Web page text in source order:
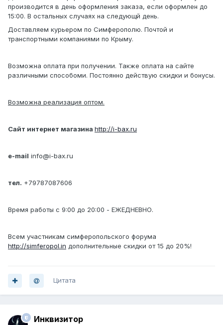
производится в день оформления заказа, если оформлен до
15:00. В остальных случаях на следующй день.
Доставляем курьером по Симферополю. Почтой и
транспортными компаниями по Крыму.
Возможна оплата при получении. Также оплата на сайте
различными способоми. Постоянно действую скидки и бонусы.
Возможна реализация оптом.
Сайт интернет магазина http://i-bax.ru
e-mail info@i-bax.ru
тел. +79787087606
Время работы с 9:00 до 20:00 - ЕЖЕДНЕВНО.
Всем участникам симферопольского форума
http://simferopol.in дополнительные скидки от 15 до 20%!
Цитата
Инквизитор